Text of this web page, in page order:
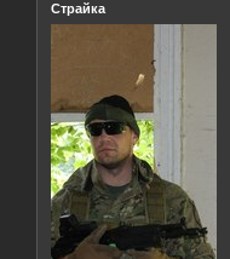
Страйка